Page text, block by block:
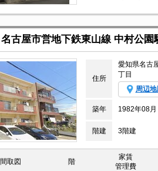
名古屋市営地下鉄東山線 中村公園
住所
愛知県名古
丁目
周辺地
築年 1982年08月
階建 3階建
間取図 階
家賃
管理費